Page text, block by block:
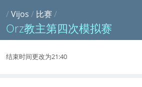
/Vijos / 比赛 /
Orz教主第四次模拟赛
结束时间更改为21:40